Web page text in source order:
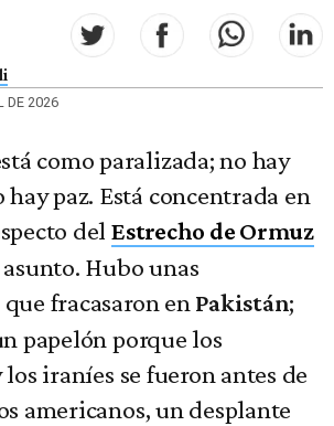
DE 2026
como paralizada; no hay
hay paz. Está concentrada en
del Estrecho de Ormuz
Hubo unas
fracasaron en Pakistán;
papelón porque los
iraníes se fueron antes de
americanos, un desplante